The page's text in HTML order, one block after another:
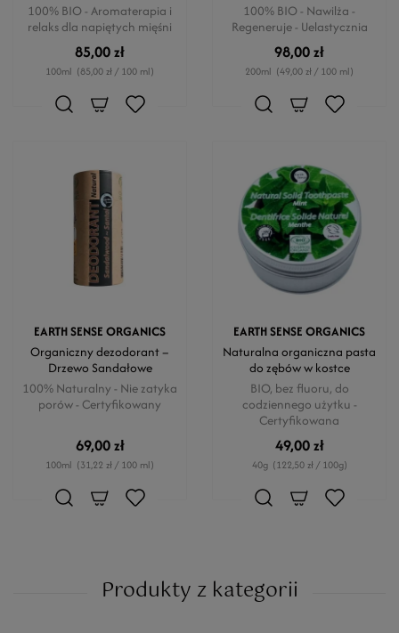
100% BIO - Aromaterapia i
relaks dla napiętych mięśni
85,00 zł
100ml (85,00 zł / 100 ml)
100% BIO - Nawilża -
Regeneruje - Uelastycznia
98,00 zł
200ml (49,00 zł / 100 ml)
EARTH SENSE ORGANICS
Organiczny dezodorant –
Drzewo Sandałowe
100% Naturalny - Nie zatyka
porów - Certyfikowany
69,00 zł
100ml (31,22 zł / 100 ml)
EARTH SENSE ORGANICS
Naturalna organiczna pasta
do zębów w kostce
BIO, bez fluoru, do
codziennego użytku -
Certyfikowana
49,00 zł
40g (122,50 zł / 100g)
Produkty z kategorii